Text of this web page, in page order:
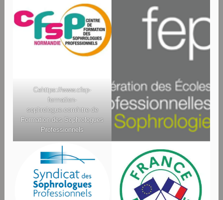
Cehttps://www.cfsp-
formation-
sophrologue.com/ntre de
Formation des Sophrologues
Professionnels